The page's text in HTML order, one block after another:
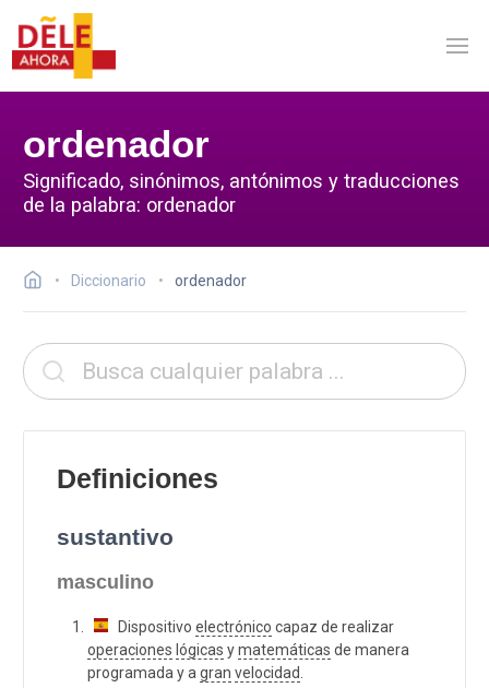
ordenador
Significado, sinónimos, antónimos y traducciones
de la palabra: ordenador
Diccionario ordenador
Definiciones
sustantivo
masculino
Dispositivo electrónico capaz de realizar
operaciones lógicas ymatemáticas de manera
programada y a gran velocidad